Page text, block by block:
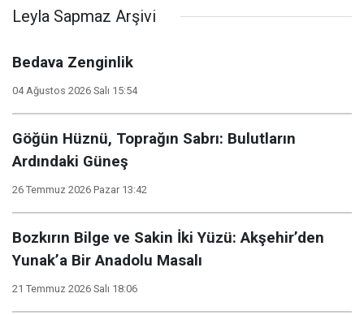
Leyla Sapmaz Arşivi
Bedava Zenginlik
04 Ağustos 2026 Salı 15:54
Göğün Hüznü, Toprağın Sabrı: Bulutların
Ardındaki Güneş
26 Temmuz 2026 Pazar 13:42
​Bozkırın Bilge ve Sakin İki Yüzü: Akşehir’den
Yunak’a Bir Anadolu Masalı
21 Temmuz 2026 Salı 18:06